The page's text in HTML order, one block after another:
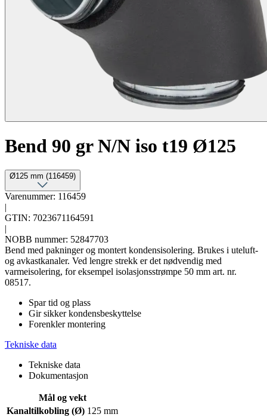
Bend 90 gr N/N iso t19 Ø125
Ø125 mm (116459)
Varenummer: 116459
|
GTIN: 7023671164591
|
NOBB nummer: 52847703
Bend med pakninger og montert kondensisolering. Brukes i uteluft-
og avkastkanaler. Ved lengre strekk er det nødvendig med
varmeisolering, for eksempel isolasjonsstrømpe 50 mm art. nr.
08517.
Spar tid og plass
Gir sikker kondensbeskyttelse
Forenkler montering
Tekniske data
Tekniske data
Dokumentasjon
Mål og vekt
Kanaltilkobling (Ø) 125 mm